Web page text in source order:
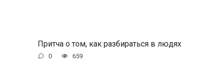
Притча о том, как разбираться в людях
0 659